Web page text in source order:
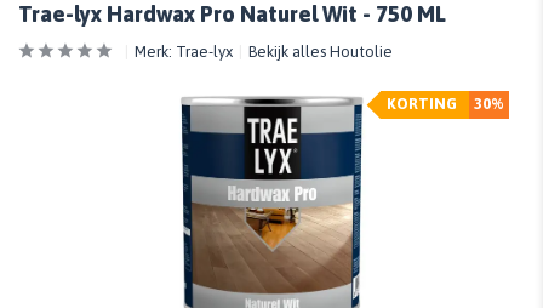
Trae-lyx Hardwax Pro Naturel Wit - 750 ML
Merk: Trae-lyx Bekijk alles Houtolie
30%
KORTING